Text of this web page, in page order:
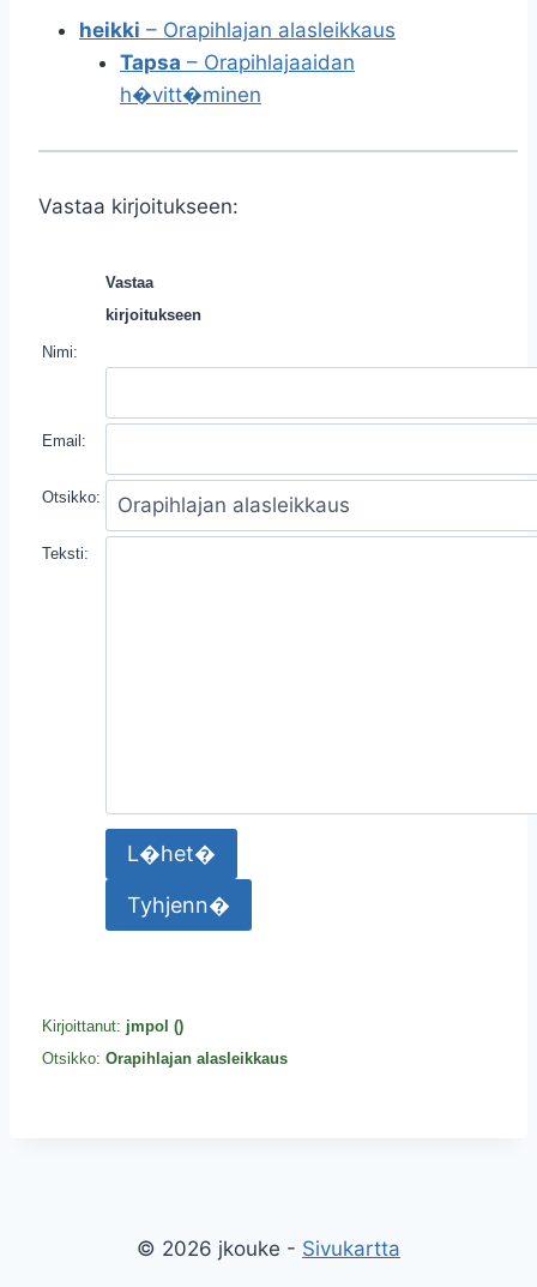
heikki – Orapihlajan alasleikkaus
Tapsa – Orapihlajaaidan
h�vitt�minen
Vastaa kirjoitukseen:
Vastaa
kirjoitukseen
Nimi:
Email:
Otsikko:
Teksti:
Kirjoittanut: jmpol ()
Otsikko: Orapihlajan alasleikkaus
© 2026 jkouke - Sivukartta